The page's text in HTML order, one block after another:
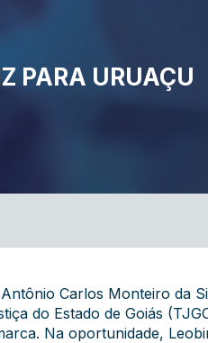
PARA URUAÇU
Carlos Monteiro da
do Estado de Goiás
Na oportunidade,